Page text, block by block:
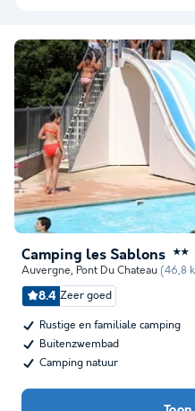
Camping les Sablons ★★
Auvergne, Pont Du Chateau (46,8
8.4 Zeer goed
Rustige en familiale camping
Buitenzwembad
Camping natuur